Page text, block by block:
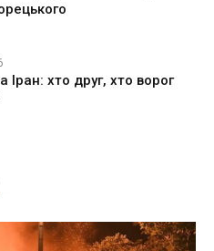
Іран: хто друг, хто ворог